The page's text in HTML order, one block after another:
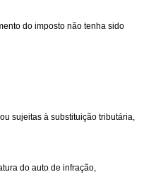
do imposto não tenha sido
sujeitas à substituição tributária,
do auto de infração,